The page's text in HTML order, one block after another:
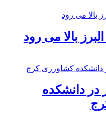
بالا می رود
دانشکده